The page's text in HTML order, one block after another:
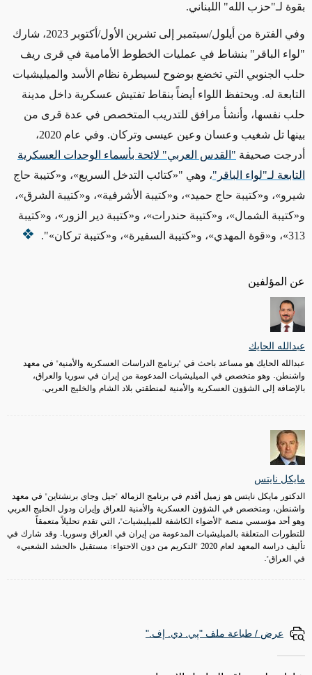
عن المؤلفين
عبدالله الحايك
عبدالله الحايك هو مساعد باحث في "برنامج الدراسات العسكرية والأمنية" في معهد
واشنطن. وهو متخصص في الميليشيات المدعومة من إيران في سوريا والعراق،
بالإضافة إلى الشؤون العسكرية والأمنية لمنطقتي بلاد الشام والخليج العربي.
مايكل نايتس
الدكتور مايكل نايتس هو زميل أقدم في برنامج الزمالة "جيل وجاي برنشتاين" في معهد
واشنطن، ومتخصص في الشؤون العسكرية والأمنية للعراق وإيران ودول الخليج العربي
وهو أحد مؤسسي منصة "الأضواء الكاشفة للميليشيات"، التي تقدم تحليلاً متعمقاً
للتطورات المتعلقة بالميليشيات المدعومة من إيران في العراق وسوريا. وقد شارك في
تأليف دراسة المعهد لعام 2020 "التكريم من دون الاحتواء: مستقبل «الحشد الشعبي»
في العراق".
بقوة لـ"حزب الله" اللبناني.
وفي الفترة من أيلول/سبتمبر إلى
تشرين الأول/أكتوبر 2023، شارك
"لواء الباقر" بنشاط في عمليات الخطوط الأمامية في قرى ريف
حلب الجنوبي التي تخضع بوضوح لسيطرة نظام الأسد والميليشيات
التابعة له. ويحتفظ اللواء أيضاً بنقاط تفتيش عسكرية داخل مدينة
حلب نفسها، وأنشأ مرافق للتدريب المتخصص في عدة قرى من
بينها تل شغيب وعسان وعين عيسى وتركان. وفي عام 2020،
أدرجت صحيفة "القدس العربي" لائحة بأسماء الوحدات العسكرية
التابعة لـ"لواء الباقر"، وهي "«كتائب التدخل السريع»، و«كتيبة حاج
شيرو»، و«كتيبة حاج حميد»، و«كتيبة الأشرفية»، و«كتيبة الشرق»،
و«كتيبة الشمال»، و«كتيبة حندرات»، و«كتيبة دير الزور »، و«كتيبة
313
»، و«قوة المهدي»، و«كتيبة السفيرة»، و«كتيبة تركان»
".
عرض / طباعة ملف "پي. دي. إف."